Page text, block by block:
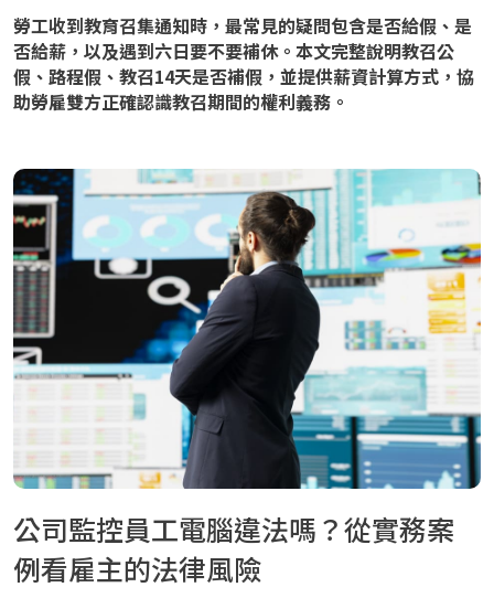
勞工收到教育召集通知時，最常見的疑問包含是否給假、是
否給薪，以及遇到六日要不要補休。本文完整說明教召公
假、路程假、教召14天是否補假，並提供薪資計算方式，協
助勞雇雙方正確認識教召期間的權利義務。
公司監控員工電腦違法嗎？從實務案
例看雇主的法律風險